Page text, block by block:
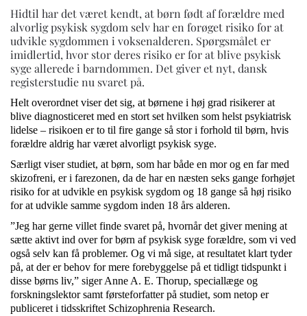
Hidtil har det været kendt, at børn født af forældre med
alvorlig psykisk sygdom selv har en forøget risiko for at
udvikle sygdommen i voksenalderen. Spørgsmålet er
imidlertid, hvor stor deres risiko er for at blive psykisk
syge allerede i barndommen. Det giver et nyt, dansk
registerstudie nu svaret på.
Helt overordnet viser det sig, at børnene i høj grad risikerer at
blive diagnosticeret med en stort set hvilken som helst psykiatrisk
lidelse – risikoen er to til fire gange så stor i forhold til børn, hvis
forældre aldrig har været alvorligt psykisk syge.
Særligt viser studiet, at børn, som har både en mor og en far med
skizofreni, er i farezonen, da de har en næsten seks gange forhøjet
risiko for at udvikle en psykisk sygdom og 18 gange så høj risiko
for at udvikle samme sygdom inden 18 års alderen.
”Jeg har gerne villet finde svaret på, hvornår det giver mening at
sætte aktivt ind over for børn af psykisk syge forældre, som vi ved
også selv kan få problemer. Og vi må sige, at resultatet klart tyder
på, at der er behov for mere forebyggelse på et tidligt tidspunkt i
disse børns liv,” siger Anne A. E. Thorup, speciallæge og
forskningslektor samt førsteforfatter på studiet, som netop er
publiceret i tidsskriftet Schizophrenia Research.